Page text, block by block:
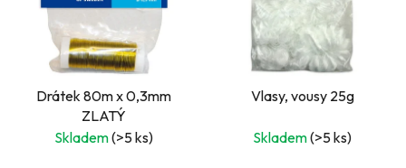
Drátek 80m x 0,3mm
ZLATÝ
Skladem(>5 ks)
Vlasy, vousy 25g
Skladem(>5 ks)